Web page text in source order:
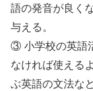
語の発音が良く
与える。
③ 小学校の英語
なければ使える
ぶ英語の文法な